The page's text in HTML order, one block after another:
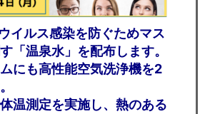
イルス感染を防ぐためマス
「温泉水」を配布します。
にも高性能空気洗浄機を2
温測定を実施し、熱のある